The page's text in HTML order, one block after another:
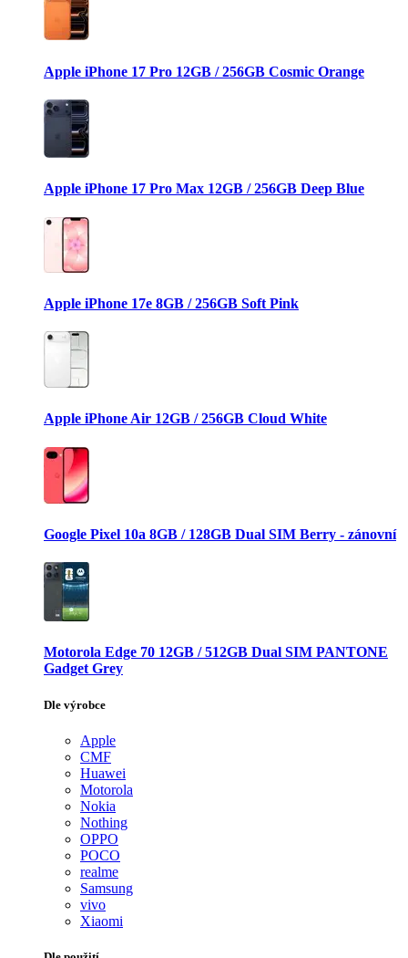
Apple iPhone 17 Pro 12GB / 256GB Cosmic Orange
Apple iPhone 17 Pro Max 12GB / 256GB Deep Blue
Apple iPhone 17e 8GB / 256GB Soft Pink
Apple iPhone Air 12GB / 256GB Cloud White
Google Pixel 10a 8GB / 128GB Dual SIM Berry - zánovní
Motorola Edge 70 12GB / 512GB Dual SIM PANTONE
Gadget Grey
Dle výrobce
Apple
CMF
Huawei
Motorola
Nokia
Nothing
OPPO
POCO
realme
Samsung
vivo
Xiaomi